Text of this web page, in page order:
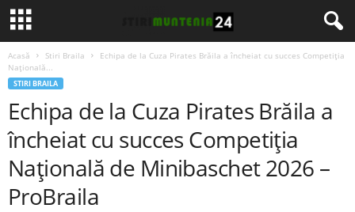
Acasă Stiri Braila
Echipa de la Cuza Pirates Brăila a încheiat cu succes Competiția
Națională...
STIRI BRAILA
Echipa de la Cuza Pirates Brăila a
încheiat cu succes Competiția
Națională de Minibaschet 2026 –
ProBraila